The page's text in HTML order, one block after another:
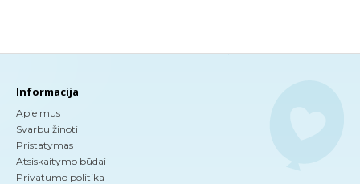
Informacija
Apie mus
Svarbu žinoti
Pristatymas
Atsiskaitymo būdai
Privatumo politika